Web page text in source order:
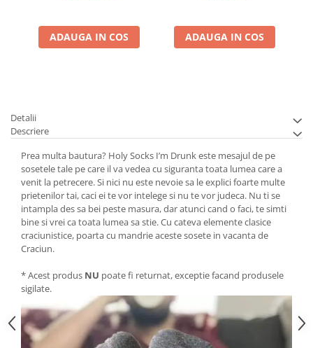
ADAUGA IN COS ADAUGA IN COS
Detalii
Descriere
Prea multa bautura? Holy Socks I’m Drunk este mesajul de pe
sosetele tale pe care il va vedea cu siguranta toata lumea care a
venit la petrecere. Si nici nu este nevoie sa le explici foarte multe
prietenilor tai, caci ei te vor intelege si nu te vor judeca. Nu ti se
intampla des sa bei peste masura, dar atunci cand o faci, te simti
bine si vrei ca toata lumea sa stie. Cu cateva elemente clasice
craciunistice, poarta cu mandrie aceste sosete in vacanta de
Craciun.
* Acest produs NU poate fi returnat, exceptie facand produsele
sigilate.